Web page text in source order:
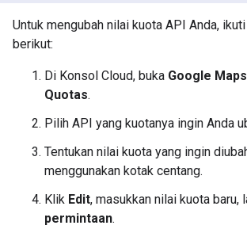
Untuk mengubah nilai kuota API Anda,
berikut:
Di Konsol Cloud, buka Google
Quotas.
Pilih API yang kuotanya ingin Anda
Tentukan nilai kuota yang ingin
menggunakan kotak centang.
Klik Edit, masukkan nilai kuota baru,
permintaan.